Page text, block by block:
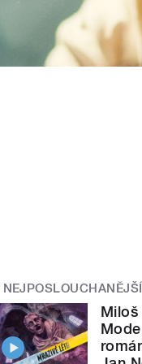
NEJPOSLOUCHANĚJŠÍ
Miloš